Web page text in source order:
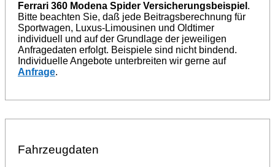
Ferrari 360 Modena Spider Versicherungsbeispiel .
Bitte beachten Sie, daß jede Beitragsberechnung für
Sportwagen, Luxus-Limousinen und Oldtimer
individuell und auf der Grundlage der jeweiligen
Anfragedaten erfolgt. Beispiele sind nicht bindend.
Individuelle Angebote unterbreiten wir gerne auf
Anfrage.
Fahrzeugdaten